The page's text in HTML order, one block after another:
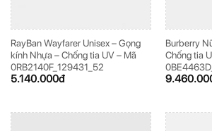
RayBan Wayfarer Unisex – Gọng
kính Nhựa – Chống tia UV – Mã
0RB2140F_129431_52
5.140.000đ
Burberry
Chống tia